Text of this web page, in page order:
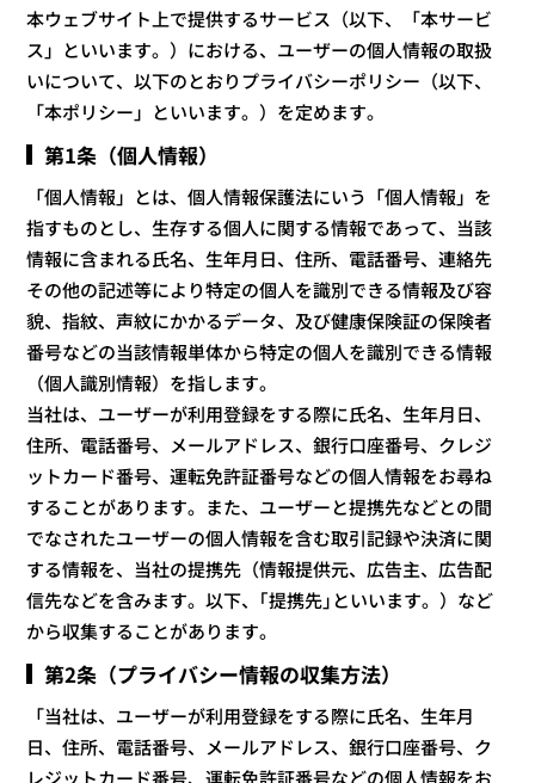
本ウェブサイト上で提供するサービス（以下、「本サービ
ス」といいます。）における、ユーザーの個人情報の取扱
いについて、以下のとおりプライバシーポリシー（以下、
「本ポリシー」といいます。）を定めます。
第1条（個人情報）
「個人情報」とは、個人情報保護法にいう「個人情報」を
指すものとし、生存する個人に関する情報であって、当該
情報に含まれる氏名、生年月日、住所、電話番号、連絡先
その他の記述等により特定の個人を識別できる情報及び容
貌、指紋、声紋にかかるデータ、及び健康保険証の保険者
番号などの当該情報単体から特定の個人を識別できる情報
（個人識別情報）を指します。
当社は、ユーザーが利用登録をする際に氏名、生年月日、
住所、電話番号、メールアドレス、銀行口座番号、クレジ
ットカード番号、運転免許証番号などの個人情報をお尋ね
することがあります。また、ユーザーと提携先などとの間
でなされたユーザーの個人情報を含む取引記録や決済に関
する情報を、当社の提携先（情報提供元、広告主、広告配
信先などを含みます。以下、｢提携先｣といいます。）など
から収集することがあります。
第2条（プライバシー情報の収集方法）
「当社は、ユーザーが利用登録をする際に氏名、生年月
日、住所、電話番号、メールアドレス、銀行口座番号、ク
レジットカード番号、運転免許証番号などの個人情報をお